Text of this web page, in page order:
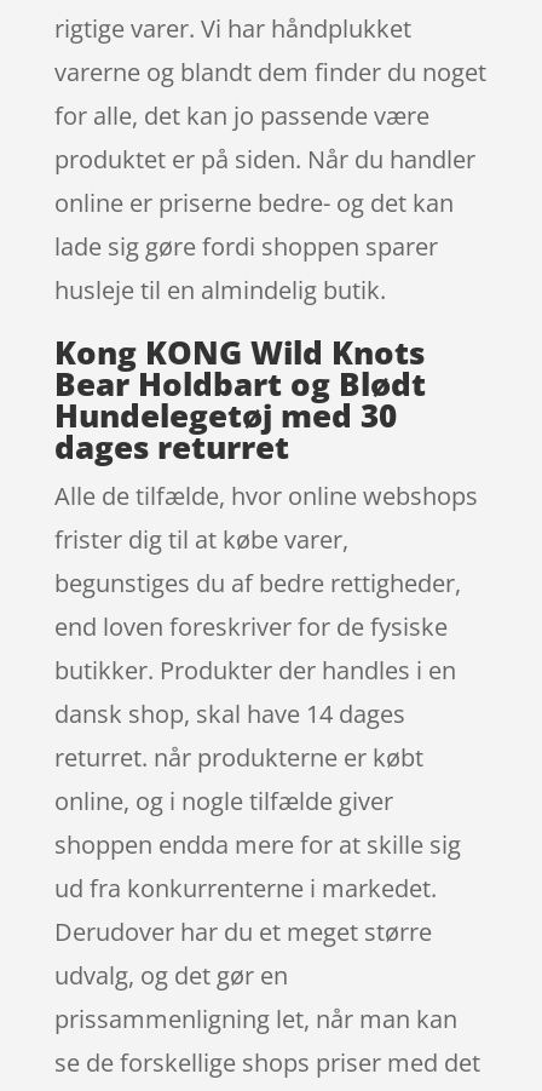
rigtige varer. Vi har håndplukket
varerne og blandt dem finder du noget
for alle, det kan jo passende være
produktet er på siden. Når du handler
online er priserne bedre- og det kan
lade sig gøre fordi shoppen sparer
husleje til en almindelig butik.
Kong KONG Wild Knots
Bear Holdbart og Blødt
Hundelegetøj med 30
dages returret
Alle de tilfælde, hvor online webshops
frister dig til at købe varer,
begunstiges du af bedre rettigheder,
end loven foreskriver for de fysiske
butikker. Produkter der handles i en
dansk shop, skal have 14 dages
returret. når produkterne er købt
online, og i nogle tilfælde giver
shoppen endda mere for at skille sig
ud fra konkurrenterne i markedet.
Derudover har du et meget større
udvalg, og det gør en
prissammenligning let, når man kan
se de forskellige shops priser med det